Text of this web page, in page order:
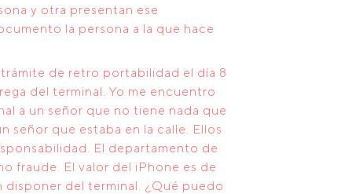
y otra presentan ese
la persona a la que hace
de retro portabilidad el día 8
del terminal. Yo me encuentro
a un señor que no tiene nada que
señor que estaba en la calle. Ellos
El departamento de
fraude. El valor del iPhone es de
disponer del terminal. ¿Qué puedo